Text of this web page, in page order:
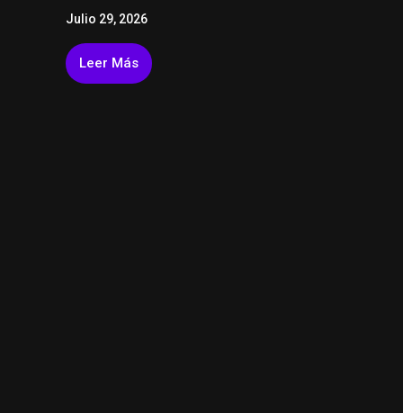
Julio 29, 2026
Leer Más